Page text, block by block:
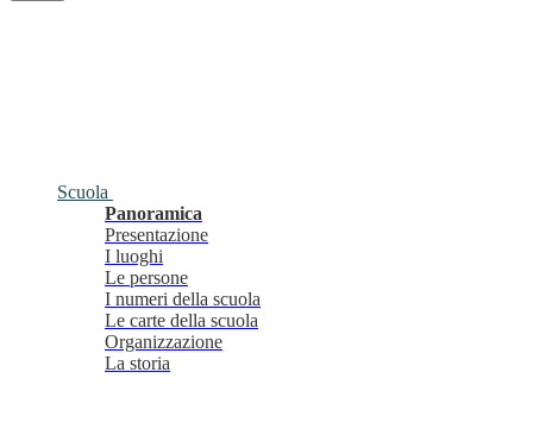
Scuola
Panoramica
Presentazione
I luoghi
Le persone
I numeri della scuola
Le carte della scuola
Organizzazione
La storia